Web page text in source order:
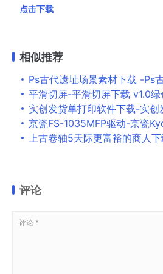
点击下载
相似推荐
Ps古代遗址场景素材下载 -Ps
平滑切屏-平滑切屏下载 v1.0绿
实创发货单打印软件下载-实创发货
京瓷FS-1035MFP驱动-京瓷Kyocera FS-
上古卷轴5天际更富裕的商人下
评论